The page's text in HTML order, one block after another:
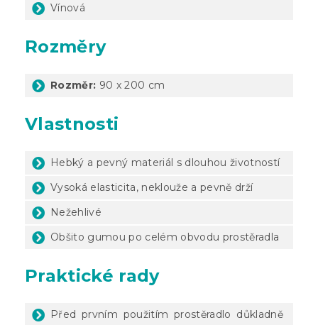
Vínová
Rozměry
Rozměr: 90 x 200 cm
Vlastnosti
Hebký a pevný materiál s dlouhou životností
Vysoká elasticita, neklouže a pevně drží
Nežehlivé
Obšito gumou po celém obvodu prostěradla
Praktické rady
Před prvním použitím prostěradlo důkladně